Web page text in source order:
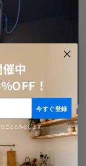
の電力を
中
！
今すぐ登録
こととみなします。